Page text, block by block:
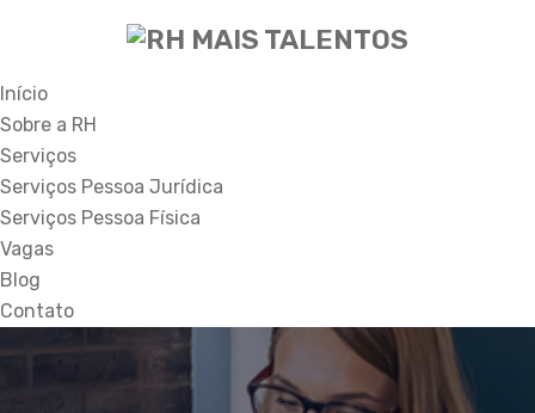
Início
Sobre a RH
Serviços
Serviços Pessoa Jurídica
Serviços Pessoa Física
Vagas
Blog
Contato